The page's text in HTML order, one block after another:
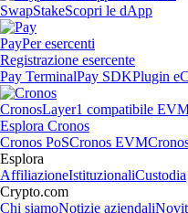
SwapStakeScopri le dApp
PayPer esercenti
Registrazione esercente
Pay TerminalPay SDKPlugin
CronosLayer1 compatibile
Esplora Cronos
Cronos PoSCronos EVM
Esplora
AffiliazioneIstituzionaliCustodia
Crypto.com
Chi siamoNotizie aziendali